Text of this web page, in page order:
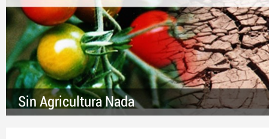
Sin Agricultura Nada